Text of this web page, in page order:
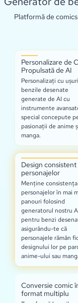
Platformă de
Personalizare de
Propulsată de AI
Personalizați cu
benzile desenate
generate de AI cu
instrumente
special concepute
pasionații de anime
manga.
Design consistent
personajelor
Menține consistența
personajelor în mai
panouri folosind
generatorul nostru
pentru benzi
asigurându-te că
personajele rămân
designului lor pe
anime-ului sau
Conversie comic
format multiplu